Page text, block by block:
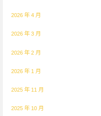
2026 年 4 月
2026 年 3 月
2026 年 2 月
2026 年 1 月
2025 年 11 月
2025 年 10 月